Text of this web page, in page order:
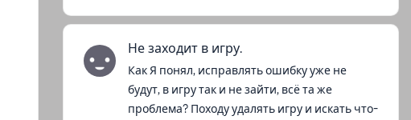
Не заходит в игру.
Как Я понял, исправлять ошибку уже не
будут, в игру так и не зайти, всё та же
проблема? Походу удалять игру и искать что-